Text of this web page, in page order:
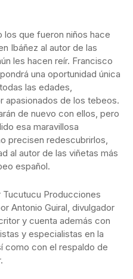
los que fueron niños hace
Ibáñez al autor de las
les hacen reír. Francisco
una oportunidad única
las edades,
apasionados de los tebeos.
de nuevo con ellos, pero
esa maravillosa
precisen redescubrirlos,
al autor de las viñetas más
español.
Producciones
Antonio Guiral, divulgador
y cuenta además con
y especialistas en la
como con el respaldo de